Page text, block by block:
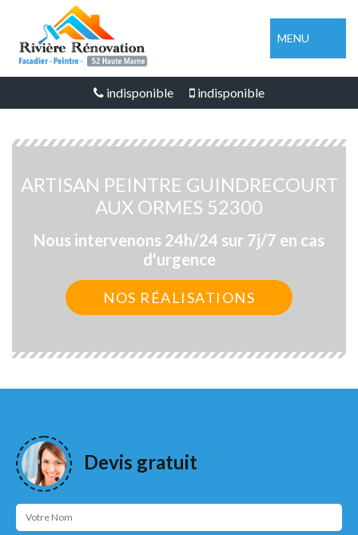
MENU
indisponible indisponible
ARTISAN PEINTRE GUINDRECOURT
AUX ORMES 52300
Nous intervenons 24h/24 sur 7j/7 en cas
d'urgence
NOS RÉALISATIONS
Devis gratuit